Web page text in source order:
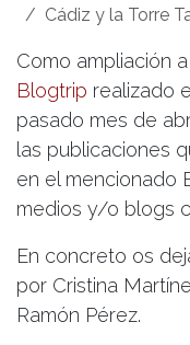
Cádiz y la Torre
Como ampliación
Blogtrip realizado
pasado mes de
las publicaciones
en el mencionado
medios y/o blogs
En concreto os
por Cristina
Ramón Pérez.